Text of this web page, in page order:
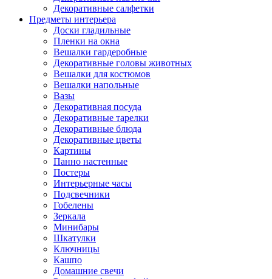
Декоративные салфетки
Предметы интерьера
Доски гладильные
Пленки на окна
Вешалки гардеробные
Декоративные головы животных
Вешалки для костюмов
Вешалки напольные
Вазы
Декоративная посуда
Декоративные тарелки
Декоративные блюда
Декоративные цветы
Картины
Панно настенные
Постеры
Интерьерные часы
Подсвечники
Гобелены
Зеркала
Минибары
Шкатулки
Ключницы
Кашпо
Домашние свечи